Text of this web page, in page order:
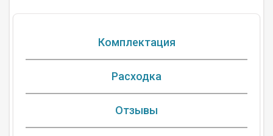
Комплектация
Расходка
Отзывы